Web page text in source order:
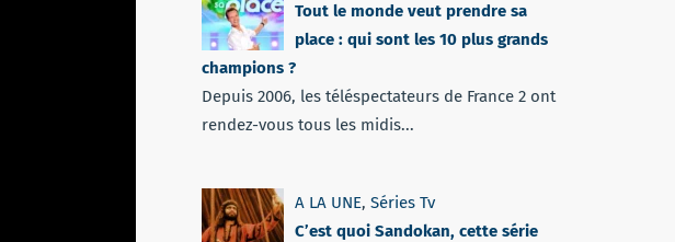
Tout le monde veut prendre sa
place : qui sont les 10 plus grands
champions ?
Depuis 2006, les téléspectateurs de France 2 ont
rendez-vous tous les midis...
A LA UNE, Séries Tv
C’est quoi Sandokan, cette série